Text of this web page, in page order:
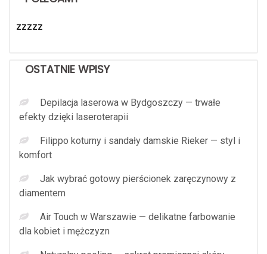
zzzzz
OSTATNIE WPISY
Depilacja laserowa w Bydgoszczy — trwałe
efekty dzięki laseroterapii
Filippo koturny i sandały damskie Rieker — styl i
komfort
Jak wybrać gotowy pierścionek zaręczynowy z
diamentem
Air Touch w Warszawie — delikatne farbowanie
dla kobiet i mężczyzn